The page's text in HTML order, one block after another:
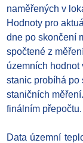
naměřených v
Hodnoty pro
dne po skončení
spočtené z
územních hodnot
stanic probíhá po
staničních
finálním přepočtu.
Data územní